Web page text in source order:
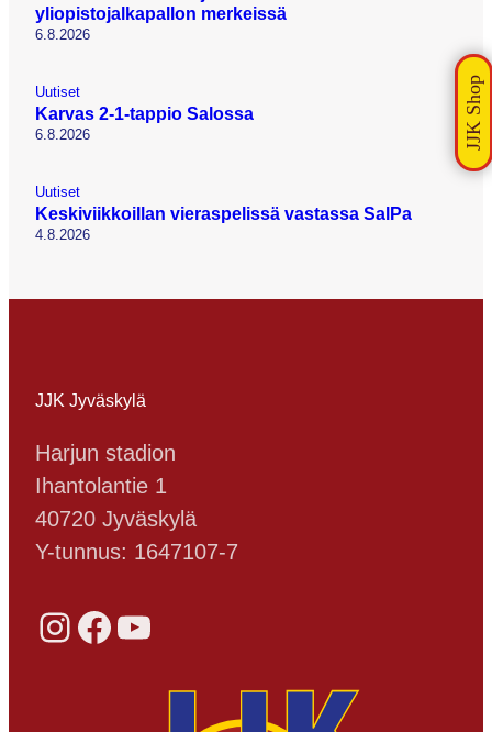
yliopistojalkapallon merkeissä
6.8.2026
Uutiset
Karvas 2-1-tappio Salossa
6.8.2026
Uutiset
Keskiviikkoillan vieraspelissä vastassa SalPa
4.8.2026
JJK Jyväskylä
Harjun stadion
Ihantolantie 1
40720 Jyväskylä
Y-tunnus: 1647107-7
Instagram Facebook YouTube